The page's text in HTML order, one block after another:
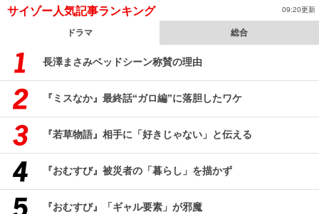
サイゾー人気記事ランキング 09:20更新
ドラマ 総合
長澤まさみベッドシーン称賛の理由
『ミスなか』最終話“ガロ編”に落胆したワケ
『若草物語』相手に「好きじゃない」と伝える
『おむすび』被災者の「暮らし」を描かず
『おむすび』「ギャル要素」が邪魔